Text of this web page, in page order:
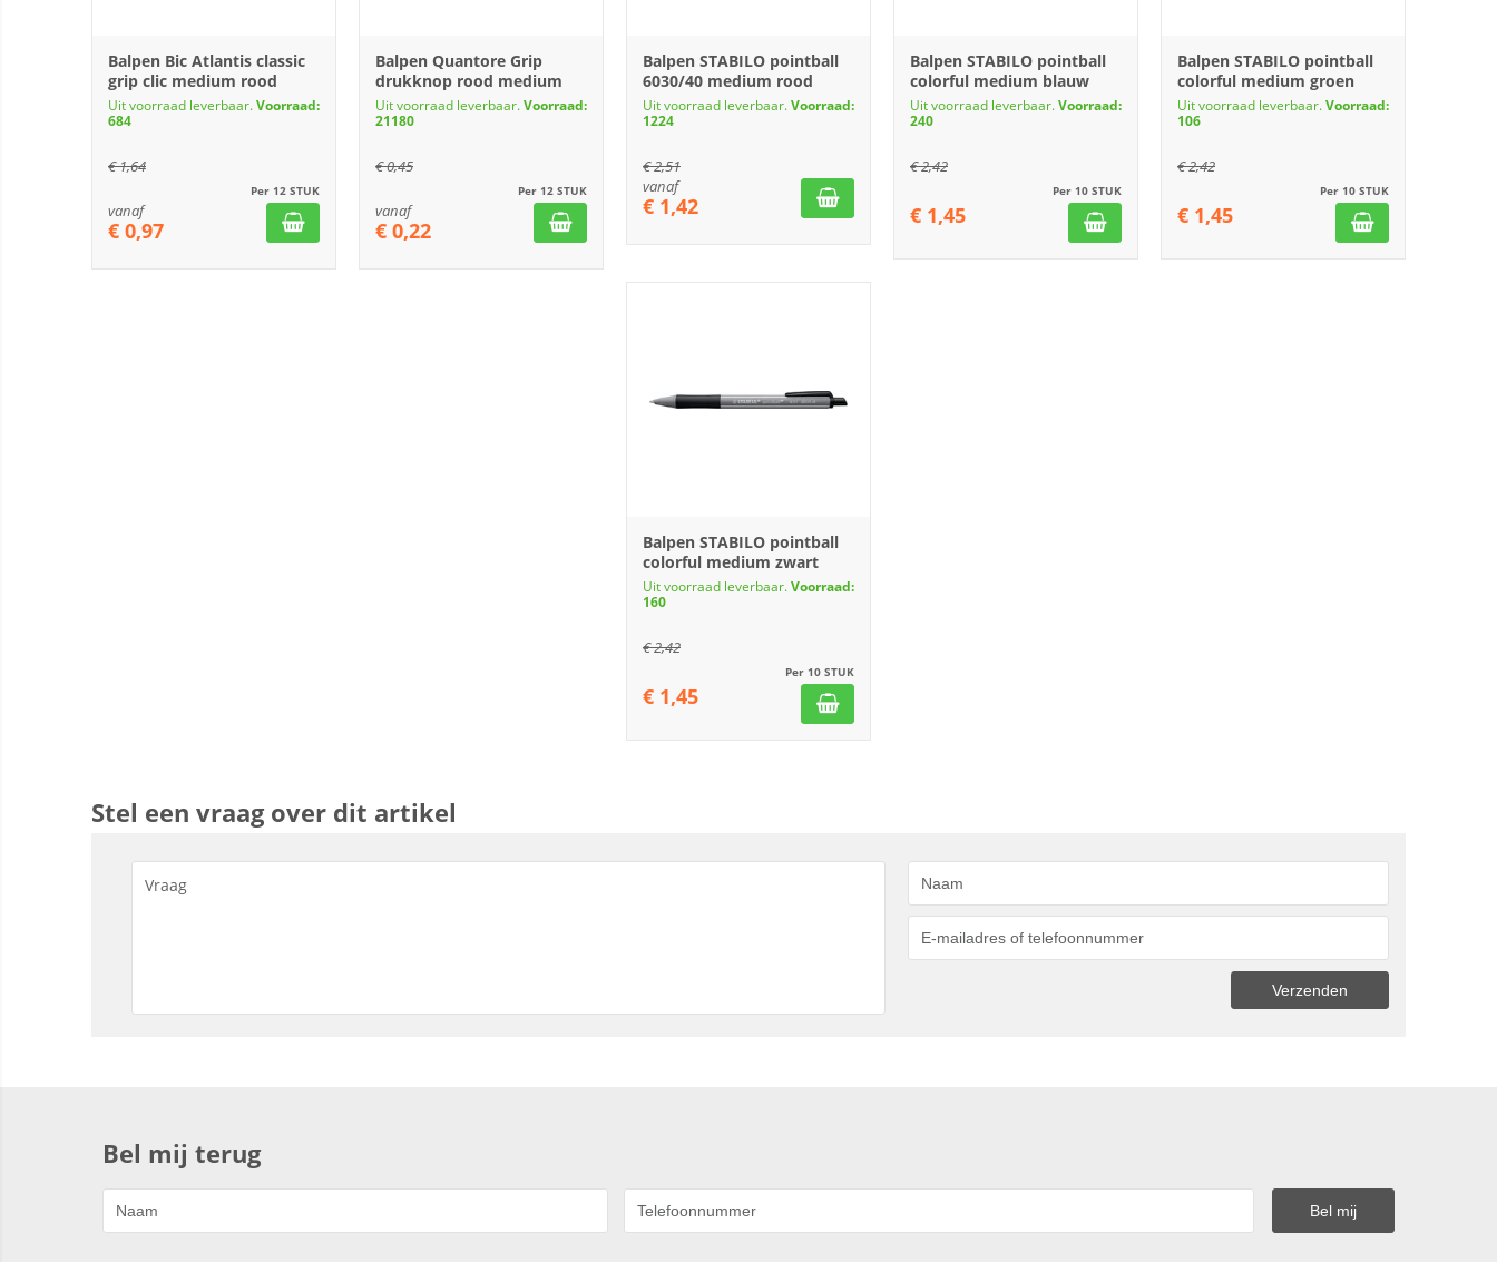
Balpen Bic Atlantis classic
grip clic medium rood
Uit voorraad leverbaar.Voorraad:
684
€1,64
Per 12 STUK
vanaf
€ 0,97
Balpen Quantore Grip
drukknop rood medium
Uit voorraad leverbaar.Voorraad:
21180
€0,45
Per 12 STUK
vanaf
€ 0,22
Balpen STABILO pointball
6030/40 medium rood
Uit voorraad leverbaar.Voorraad:
1224
€2,51
vanaf
€ 1,42
Balpen STABILO pointball
colorful medium blauw
Uit voorraad leverbaar.Voorraad:
240
€2,42
Per 10 STUK
€ 1,45
Balpen STABILO pointball
colorful medium groen
Uit voorraad leverbaar.Voorraad:
106
€2,42
Per 10 STUK
€ 1,45
Balpen STABILO pointball
colorful medium zwart
Uit voorraad leverbaar.Voorraad:
160
€2,42
Per 10 STUK
€ 1,45
Stel een vraag over dit artikel
Bel mij terug